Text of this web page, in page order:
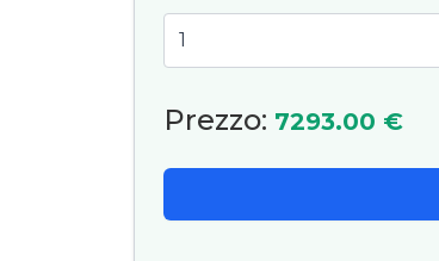
Prezzo: 7293.00 €